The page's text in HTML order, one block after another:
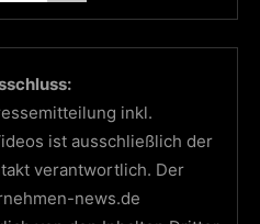
inkl.
ist ausschließlich der
verantwortlich. Der
news.de